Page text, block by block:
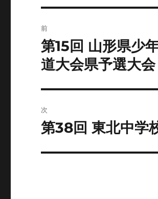
稿
ナ
ゲ
ー
前
前
の
投
稿:
第15回 山形県少
道大会県予選大
次
次
投
第38回 東北中学